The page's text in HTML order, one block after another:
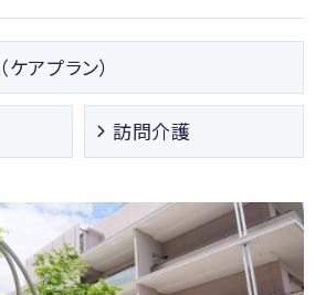
アプラン）
訪問介護